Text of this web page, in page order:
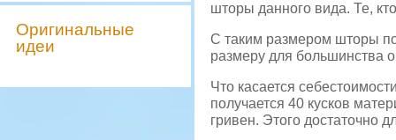
Оригинальные
идеи
шторы данного вида. Те,
С таким размером шторы
размеру для большинства
Что касается
получается 40 кусков
гривен. Этого достаточно